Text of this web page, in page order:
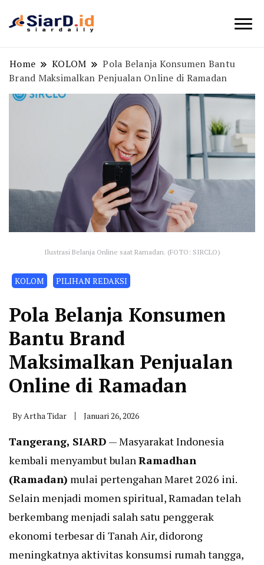
Home KOLOM
Pola Belanja Konsumen Bantu
Brand Maksimalkan Penjualan Online di Ramadan
Ilustrasi Belanja Online saat Ramadan. (FOTO: SIRCLO)
KOLOM PILIHAN REDAKSI
Pola Belanja Konsumen
Bantu Brand
Maksimalkan Penjualan
Online di Ramadan
ByArtha Tidar Januari 26, 2026
Tangerang, SIARD — Masyarakat Indonesia
kembali menyambut bulanRamadhan
(Ramadan) mulai pertengahan Maret 2026 ini.
Selain menjadi momen spiritual, Ramadan telah
berkembang menjadi salah satu penggerak
ekonomi terbesar di Tanah Air, didorong
meningkatnya aktivitas konsumsi rumah tangga,